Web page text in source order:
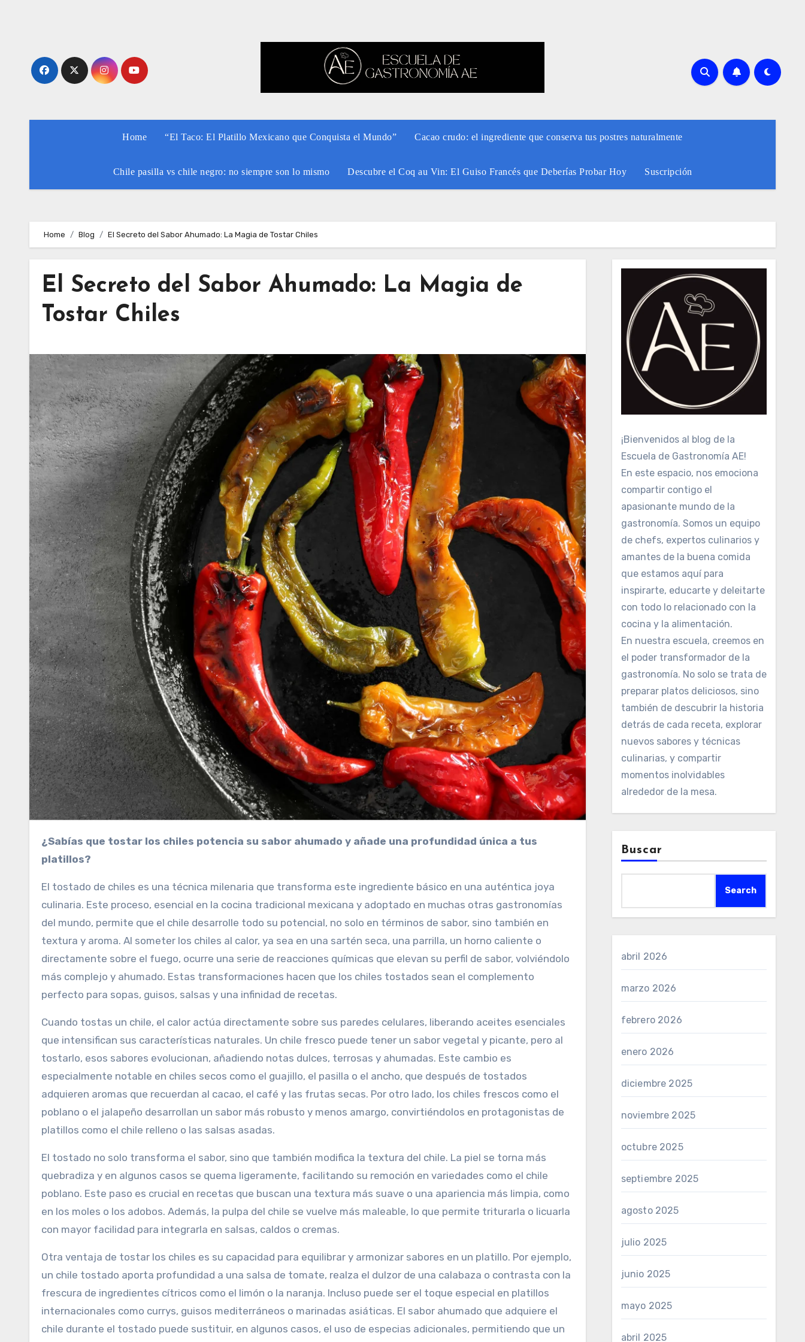
Home “El Taco: El Platillo Mexicano que Conquista el Mundo” Cacao crudo: el ingrediente que conserva tus postres naturalmente
Chile pasilla vs chile negro: no siempre son lo mismo Descubre el Coq au Vin: El Guiso Francés que Deberías Probar Hoy Suscripción
Home Blog El Secreto del Sabor Ahumado: La Magia de Tostar Chiles
El Secreto del Sabor Ahumado: La Magia de
Tostar Chiles
¿Sabías que tostar los chiles potencia su sabor ahumado y añade una profundidad única a tus
platillos?
El tostado de chiles es una técnica milenaria que transforma este ingrediente básico en una auténtica joya
culinaria. Este proceso, esencial en la cocina tradicional mexicana y adoptado en muchas otras gastronomías
del mundo, permite que el chile desarrolle todo su potencial, no solo en términos de sabor, sino también en
textura y aroma. Al someter los chiles al calor, ya sea en una sartén seca, una parrilla, un horno caliente o
directamente sobre el fuego, ocurre una serie de reacciones químicas que elevan su perfil de sabor, volviéndolo
más complejo y ahumado. Estas transformaciones hacen que los chiles tostados sean el complemento
perfecto para sopas, guisos, salsas y una infinidad de recetas.
Cuando tostas un chile, el calor actúa directamente sobre sus paredes celulares, liberando aceites esenciales
que intensifican sus características naturales. Un chile fresco puede tener un sabor vegetal y picante, pero al
tostarlo, esos sabores evolucionan, añadiendo notas dulces, terrosas y ahumadas. Este cambio es
especialmente notable en chiles secos como el guajillo, el pasilla o el ancho, que después de tostados
adquieren aromas que recuerdan al cacao, el café y las frutas secas. Por otro lado, los chiles frescos como el
poblano o el jalapeño desarrollan un sabor más robusto y menos amargo, convirtiéndolos en protagonistas de
platillos como el chile relleno o las salsas asadas.
El tostado no solo transforma el sabor, sino que también modifica la textura del chile. La piel se torna más
quebradiza y en algunos casos se quema ligeramente, facilitando su remoción en variedades como el chile
poblano. Este paso es crucial en recetas que buscan una textura más suave o una apariencia más limpia, como
en los moles o los adobos. Además, la pulpa del chile se vuelve más maleable, lo que permite triturarla o licuarla
con mayor facilidad para integrarla en salsas, caldos o cremas.
Otra ventaja de tostar los chiles es su capacidad para equilibrar y armonizar sabores en un platillo. Por ejemplo,
un chile tostado aporta profundidad a una salsa de tomate, realza el dulzor de una calabaza o contrasta con la
frescura de ingredientes cítricos como el limón o la naranja. Incluso puede ser el toque especial en platillos
internacionales como currys, guisos mediterráneos o marinadas asiáticas. El sabor ahumado que adquiere el
chile durante el tostado puede sustituir, en algunos casos, el uso de especias adicionales, permitiendo que un
¡Bienvenidos al blog de la
Escuela de Gastronomía AE!
En este espacio, nos emociona
compartir contigo el
apasionante mundo de la
gastronomía. Somos un equipo
de chefs, expertos culinarios y
amantes de la buena comida
que estamos aquí para
inspirarte, educarte y deleitarte
con todo lo relacionado con la
cocina y la alimentación.
En nuestra escuela, creemos en
el poder transformador de la
gastronomía. No solo se trata de
preparar platos deliciosos, sino
también de descubrir la historia
detrás de cada receta, explorar
nuevos sabores y técnicas
culinarias, y compartir
momentos inolvidables
alrededor de la mesa.
Buscar
Search
abril 2026
marzo 2026
febrero 2026
enero 2026
diciembre 2025
noviembre 2025
octubre 2025
septiembre 2025
agosto 2025
julio 2025
junio 2025
mayo 2025
abril 2025